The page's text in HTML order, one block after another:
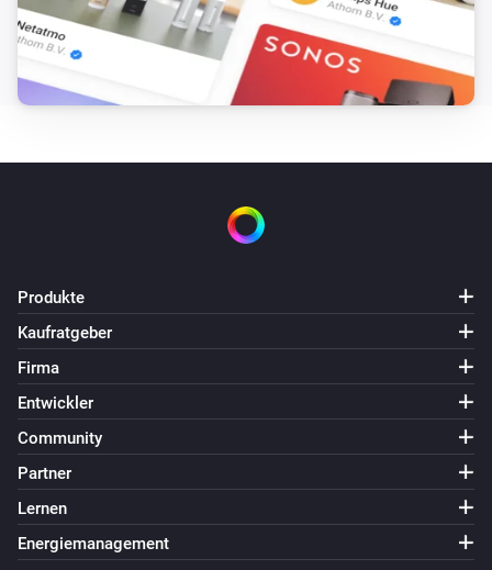
Produkte
Kaufratgeber
Firma
Entwickler
Community
Partner
Lernen
Energiemanagement